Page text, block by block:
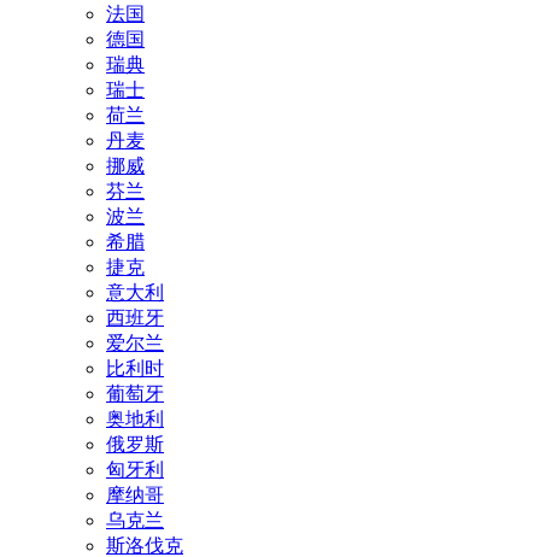
法国
德国
瑞典
瑞士
荷兰
丹麦
挪威
芬兰
波兰
希腊
捷克
意大利
西班牙
爱尔兰
比利时
葡萄牙
奥地利
俄罗斯
匈牙利
摩纳哥
乌克兰
斯洛伐克